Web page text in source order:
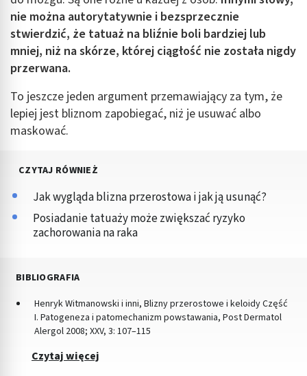
nie można autorytatywnie i bezsprzecznie
stwierdzić, że tatuaż na bliźnie boli bardziej lub
mniej, niż na skórze, której ciągłość nie została nigdy
przerwana.
To jeszcze jeden argument przemawiający za tym, że
lepiej jest bliznom zapobiegać, niż je usuwać albo
maskować.
CZYTAJ RÓWNIEŻ
Jak wygląda blizna przerostowa i jak ją usunąć?
Posiadanie tatuaży może zwiększać ryzyko
zachorowania na raka
BIBLIOGRAFIA
Henryk Witmanowski i inni, Blizny przerostowe i keloidy Część
I. Patogeneza i patomechanizm powstawania, Post Dermatol
Alergol 2008; XXV, 3: 107–115
Czytaj więcej